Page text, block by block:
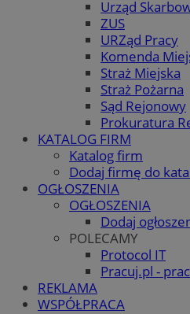
Urząd
ZUS
URZąd Pracy
Komenda
Straż Miejska
Straż Pożarna
Sąd Rejonowy
Prokuratura
KATALOG FIRM
Katalog firm
Dodaj firmę do
OGŁOSZENIA
OGŁOSZENIA
Dodaj
POLECAMY
Protocol IT
Pracuj.pl -
REKLAMA
WSPÓŁPRACA